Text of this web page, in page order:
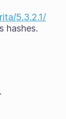
5.3.2.1/
hashes.